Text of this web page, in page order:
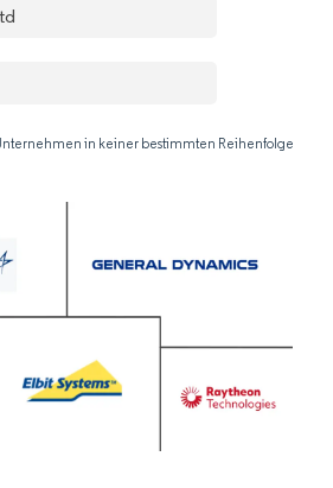
in keiner bestimmten Reihenfolge